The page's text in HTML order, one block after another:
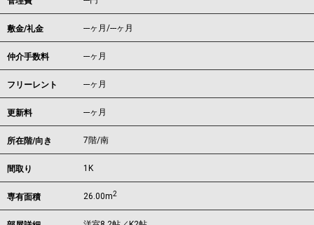
敷金/礼金 ---ヶ月/---ヶ月
仲介手数料 ---ヶ月
フリーレント ---ヶ月
更新料 ---ヶ月
所在階/向き 7階/南
間取り 1K
専有面積 26.00m2